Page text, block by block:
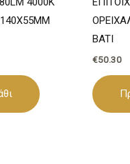
BATI
€50.30